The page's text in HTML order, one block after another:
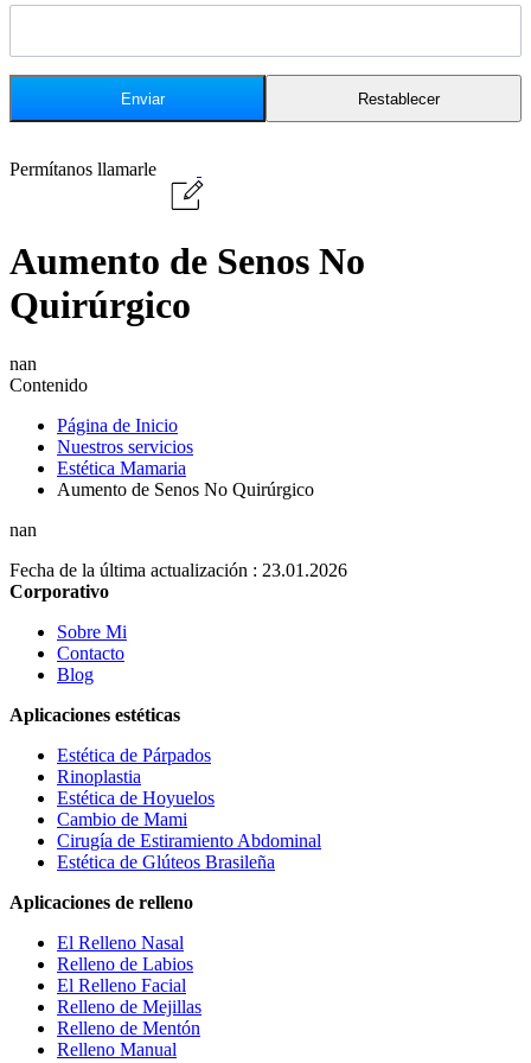
Permítanos llamarle
Aumento de Senos No
Quirúrgico
nan
Contenido
Página de Inicio
Nuestros servicios
Estética Mamaria
Aumento de Senos No Quirúrgico
nan
Fecha de la última actualización : 23.01.2026
Corporativo
Sobre Mi
Contacto
Blog
Aplicaciones estéticas
Estética de Párpados
Rinoplastia
Estética de Hoyuelos
Cambio de Mami
Cirugía de Estiramiento Abdominal
Estética de Glúteos Brasileña
Aplicaciones de relleno
El Relleno Nasal
Relleno de Labios
El Relleno Facial
Relleno de Mejillas
Relleno de Mentón
Relleno Manual